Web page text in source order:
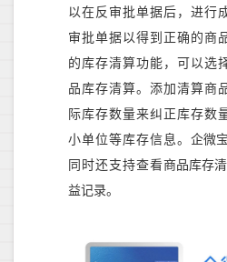
以在反审批单据后，进行
审批单据以得到正确的商
的库存清算功能，可以选
品库存清算。添加清算商
际库存数量来纠正库存数
小单位等库存信息。 企微
同时还支持查看商品库存
益记录。